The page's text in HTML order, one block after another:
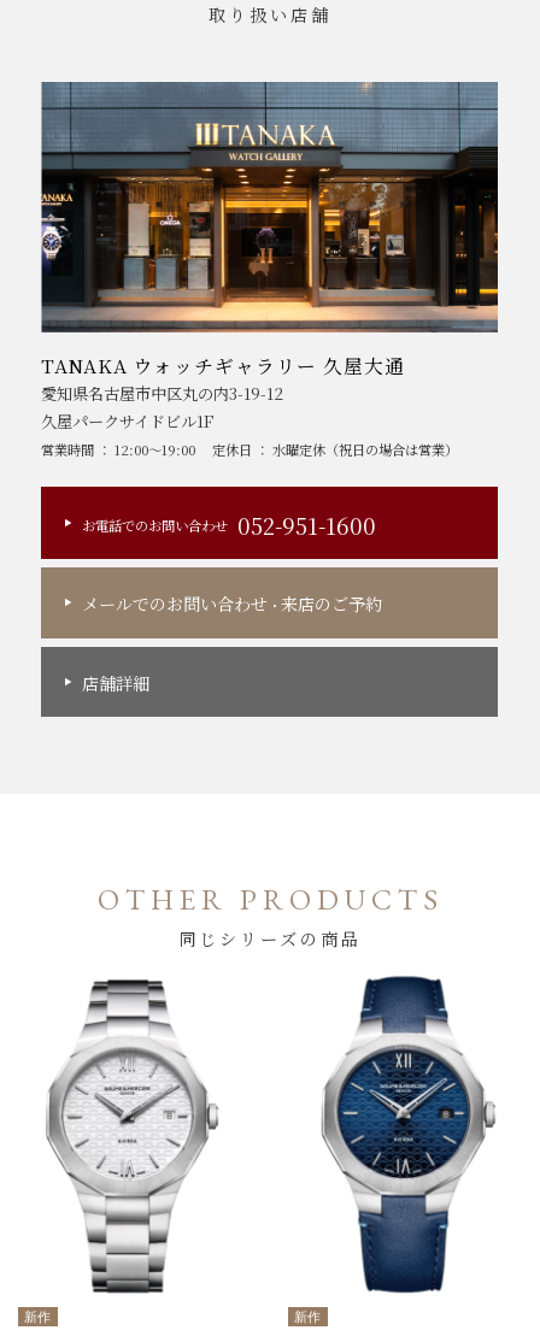
取り扱い店舗
TANAKA ウォッチギャラリー 久屋大通
愛知県名古屋市中区丸の内3-19-12
久屋パークサイドビル1F
営業時間 ： 12:00～19:00 定休日 ： 水曜定休（祝日の場合は営業）
お電話でのお問い合わせ 052-951-1600
メールでのお問い合わせ ・来店のご予約
店舗詳細
OTHER PRODUCTS
同じシリーズの商品
新作 新作